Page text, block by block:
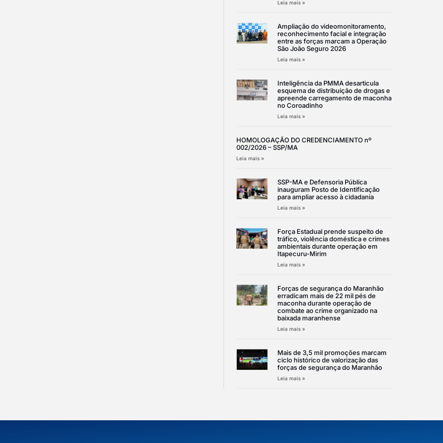
Leia mais »
Ampliação do videomonitoramento,
reconhecimento facial e integração
entre as forças marcam a Operação
São João Seguro 2026
Leia mais »
Inteligência da PMMA desarticula
esquema de distribuição de drogas e
apreende carregamento de maconha
no Coroadinho
Leia mais »
HOMOLOGAÇÃO DO CREDENCIAMENTO nº
002/2026 – SSP/MA
Leia mais »
SSP-MA e Defensoria Pública
inauguram Posto de Identificação
para ampliar acesso à cidadania
Leia mais »
Força Estadual prende suspeito de
tráfico, violência doméstica e crimes
ambientais durante operação em
Itapecuru-Mirim
Leia mais »
Forças de segurança do Maranhão
erradicam mais de 22 mil pés de
maconha durante operação de
combate ao crime organizado na
baixada maranhense
Leia mais »
Mais de 3,5 mil promoções marcam
ciclo histórico de valorização das
forças de segurança do Maranhão
Leia mais »